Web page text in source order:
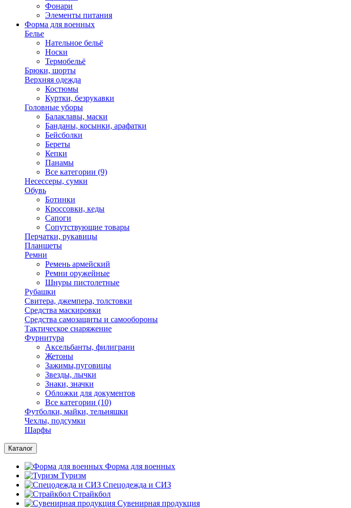
Фонари
Элементы питания
Форма для военных
Белье
Нательное бельё
Носки
Термобельё
Брюки, шорты
Верхняя одежда
Костюмы
Куртки, безрукавки
Головные уборы
Балаклавы, маски
Банданы, косынки, арафатки
Бейсболки
Береты
Кепки
Панамы
Все категории (9)
Несессеры, сумки
Обувь
Ботинки
Кроссовки, кеды
Сапоги
Сопутствующие товары
Перчатки, рукавицы
Планшеты
Ремни
Ремень армейский
Ремни оружейные
Шнуры пистолетные
Рубашки
Свитера, джемпера, толстовки
Средства маскировки
Средства самозащиты и самообороны
Тактическое снаряжение
Фурнитура
Аксельбанты, филиграни
Жетоны
Зажимы,пуговицы
Звезды, лычки
Знаки, значки
Обложки для документов
Все категории (10)
Футболки, майки, тельняшки
Чехлы, подсумки
Шарфы
Каталог
Форма для военных
Туризм
Спецодежда и СИЗ
Страйкбол
Сувенирная продукция